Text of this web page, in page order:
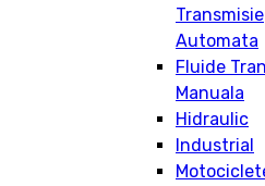
Transmisie
Automata
Fluide
Manuala
Hidraulic
Industrial